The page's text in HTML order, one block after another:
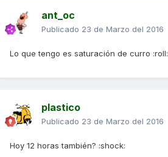
ant_oc
Publicado 23 de Marzo del 2016
Lo que tengo es saturación de curro :roll:
plastico
Publicado 23 de Marzo del 2016
Hoy 12 horas también? :shock: